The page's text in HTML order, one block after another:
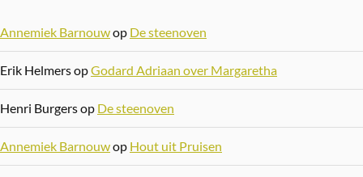
Annemiek Barnouwop De steenoven
Erik HelmersopGodard Adriaan over Margaretha
Henri Burgersop De steenoven
Annemiek Barnouwop Hout uit Pruisen